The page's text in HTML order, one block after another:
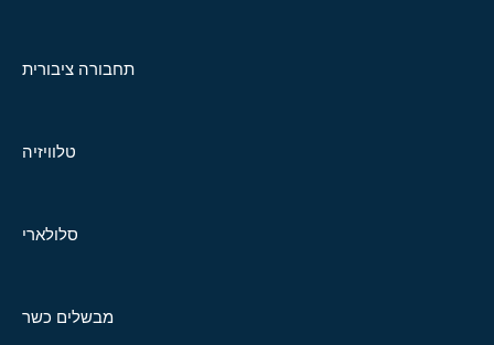
תחבורה ציבורית
טלוויזיה
סלולארי
מבשלים כשר